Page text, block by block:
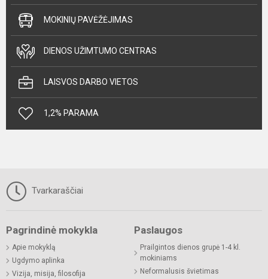
MOKINIŲ PAVĖŽĖJIMAS
DIENOS UŽIMTUMO CENTRAS
LAISVOS DARBO VIETOS
1,2% PARAMA
Tvarkaraščiai
Pagrindinė mokykla
Apie mokyklą
Ugdymo aplinka
Vizija, misija, filosofija
Paslaugos
Prailgintos dienos grupė 1-4 kl.
mokiniams
Neformalusis švietimas